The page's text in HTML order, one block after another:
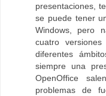
presentaciones,
se puede tener
Windows, pero
cuatro
diferentes
siempre una
OpenOffice
problemas de